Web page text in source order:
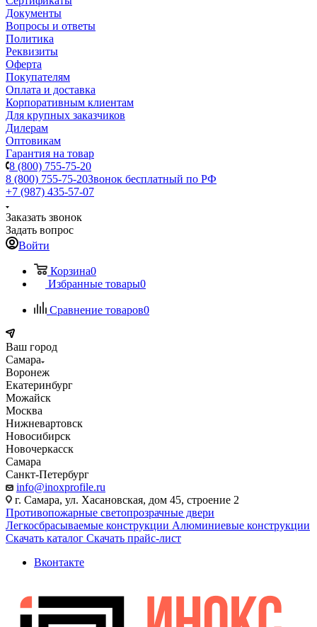
Документы
Вопросы и ответы
Политика
Реквизиты
Оферта
Покупателям
Оплата и доставка
Корпоративным клиентам
Для крупных заказчиков
Дилерам
Оптовикам
Гарантия на товар
8 (800) 755-75-20
8 (800) 755-75-20Звонок бесплатный по РФ
+7 (987) 435-57-07
Заказать звонок
Задать вопрос
Войти
Корзина0
Избранные товары0
Сравнение товаров0
Ваш город
Самара
Воронеж
Екатеринбург
Можайск
Москва
Нижневартовск
Новосибирск
Новочеркасск
Самара
Санкт-Петербург
info@inoxprofile.ru
г. Самара, ул. Хасановская, дом 45, строение 2
Противопожарные светопрозрачные двери
Легкосбрасываемые конструкции Алюминиевые конструкции
Скачать каталог Скачать прайс-лист
Вконтакте